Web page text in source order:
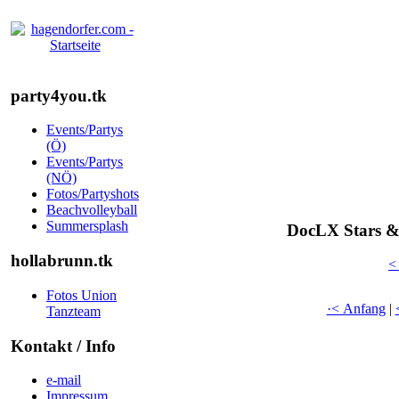
party4you.tk
Events/Partys
(Ö)
Events/Partys
(NÖ)
Fotos/Partyshots
Beachvolleyball
Summersplash
hollabrunn.tk
Fotos Union
Tanzteam
Kontakt / Info
e-mail
DocLX Stars
<
·< Anfang|